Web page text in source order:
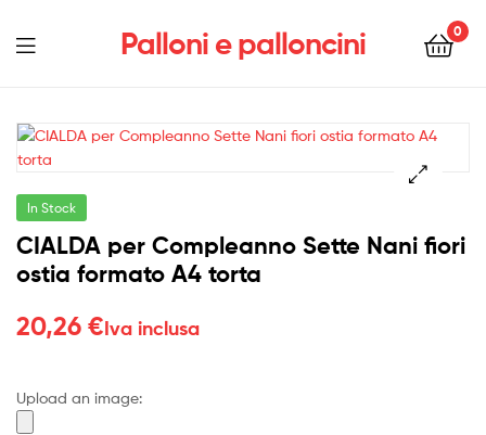
Palloni e palloncini 0
Menu
In Stock
CIALDA per Compleanno Sette Nani fiori
ostia formato A4 torta
20,26 €Iva inclusa
Upload an image: